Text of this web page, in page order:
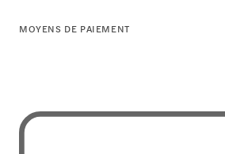
MOYENS DE PAIEMENT